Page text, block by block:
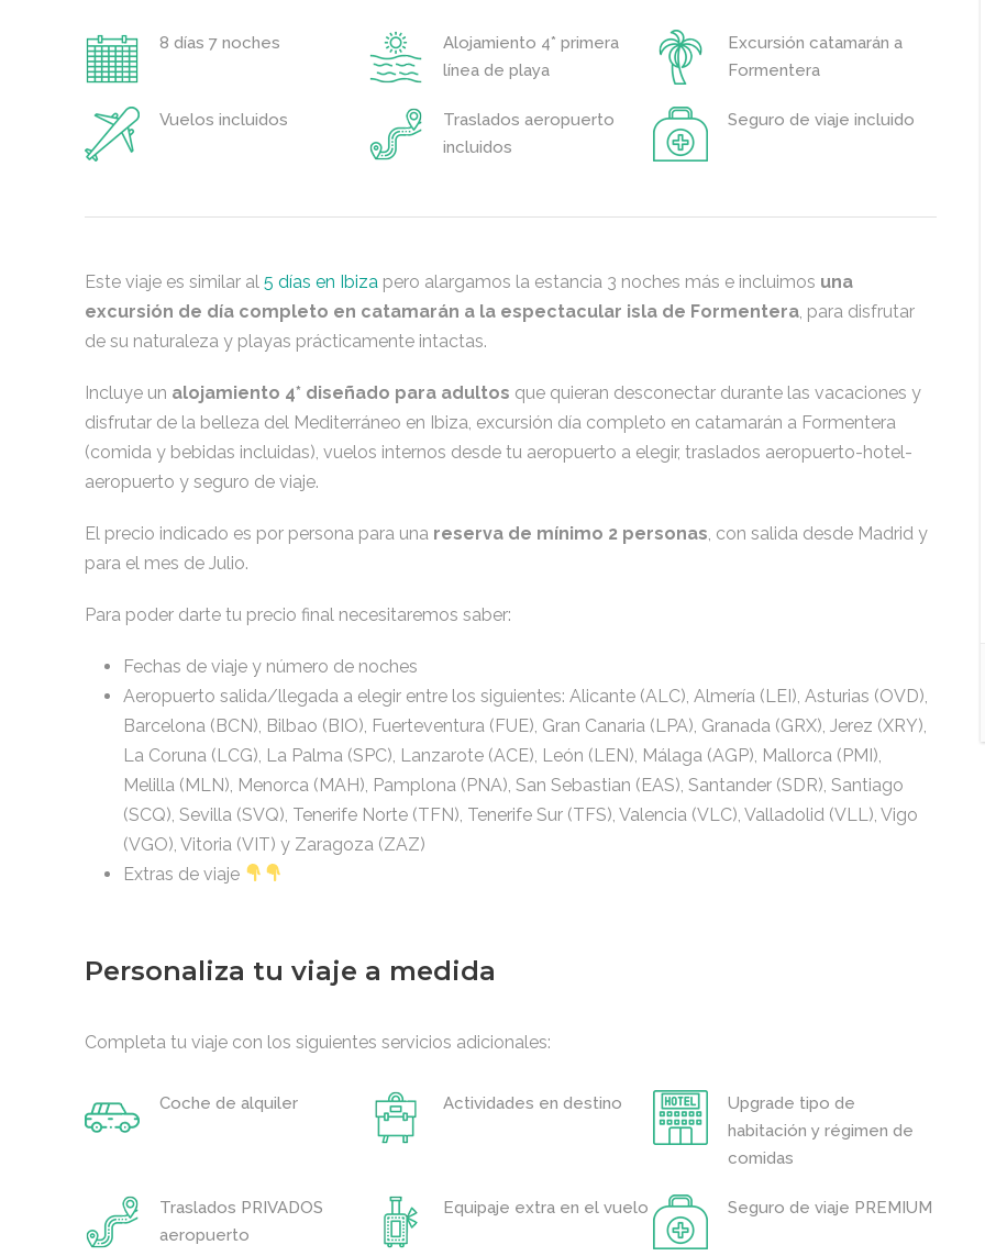
8 días 7 noches
Alojamiento 4* primera
línea de playa
Excursión catamarán a
Formentera
Vuelos incluidos
Traslados aeropuerto
incluidos
Seguro de viaje incluido
Este viaje es similar al 5 días en Ibiza pero alargamos la estancia 3 noches más e incluimos una
excursión de día completo en catamarán a la espectacular isla de Formentera , para disfrutar
de su naturaleza y playas prácticamente intactas.
Incluye un alojamiento 4* diseñado para adultos que quieran desconectar durante las vacaciones y
disfrutar de la belleza del Mediterráneo en Ibiza, excursión día completo en catamarán a Formentera
(comida y bebidas incluidas), vuelos internos desde tu aeropuerto a elegir, traslados aeropuerto-hotel-
aeropuerto y seguro de viaje.
El precio indicado es por persona para una reserva de mínimo 2 personas , con salida desde Madrid y
para el mes de Julio.
Para poder darte tu precio final necesitaremos saber:
Fechas de viaje y número de noches
Aeropuerto salida/llegada a elegir entre los siguientes: Alicante (ALC), Almería (LEI), Asturias (OVD),
Barcelona (BCN), Bilbao (BIO), Fuerteventura (FUE), Gran Canaria (LPA), Granada (GRX), Jerez (XRY),
La Coruna (LCG), La Palma (SPC), Lanzarote (ACE), León (LEN), Málaga (AGP), Mallorca (PMI),
Melilla (MLN), Menorca (MAH), Pamplona (PNA), San Sebastian (EAS), Santander (SDR), Santiago
(SCQ), Sevilla (SVQ), Tenerife Norte (TFN), Tenerife Sur (TFS), Valencia (VLC), Valladolid (VLL), Vigo
(VGO), Vitoria (VIT) y Zaragoza (ZAZ)
Extras de viaje
Personaliza tu viaje a medida
Completa tu viaje con los siguientes servicios adicionales:
Coche de alquiler Actividades en destino
Upgrade tipo de
habitación y régimen de
comidas
Traslados PRIVADOS
aeropuerto
Equipaje extra en el vuelo Seguro de viaje PREMIUM